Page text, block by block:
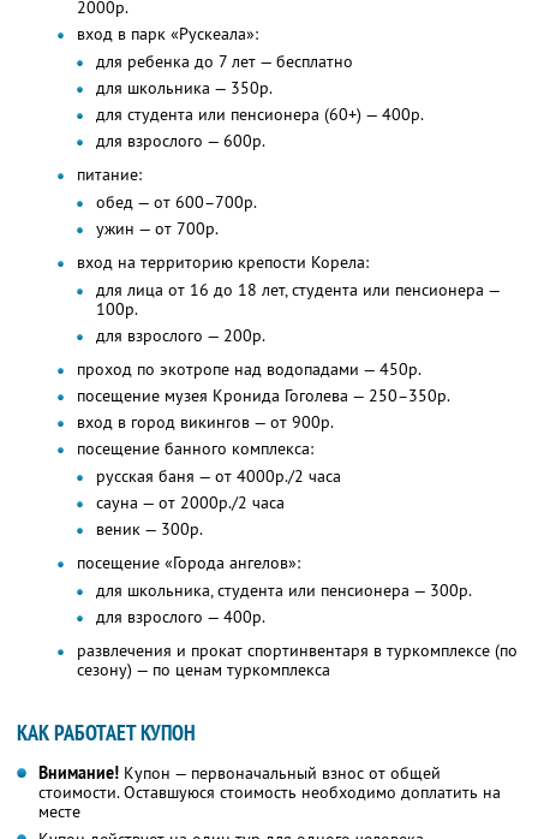
2000р.
вход в парк «Рускеала»:
для ребенка до 7 лет — бесплатно
для школьника — 350р.
для студента или пенсионера (60+) — 400р.
для взрослого — 600р.
питание:
обед — от 600–700р.
ужин — от 700р.
вход на территорию крепости Корела:
для лица от 16 до 18 лет, студента или пенсионера —
100р.
для взрослого — 200р.
проход по экотропе над водопадами — 450р.
посещение музея Кронида Гоголева — 250–350р.
вход в город викингов — от 900р.
посещение банного комплекса:
русская баня — от 4000р./2 часа
сауна — от 2000р./2 часа
веник — 300р.
посещение «Города ангелов»:
для школьника, студента или пенсионера — 300р.
для взрослого — 400р.
развлечения и прокат спортинвентаря в туркомплексе (по
сезону) — по ценам туркомплекса
КАК РАБОТАЕТ КУПОН
Внимание! Купон — первоначальный взнос от общей
стоимости. Оставшуюся стоимость необходимо доплатить на
месте